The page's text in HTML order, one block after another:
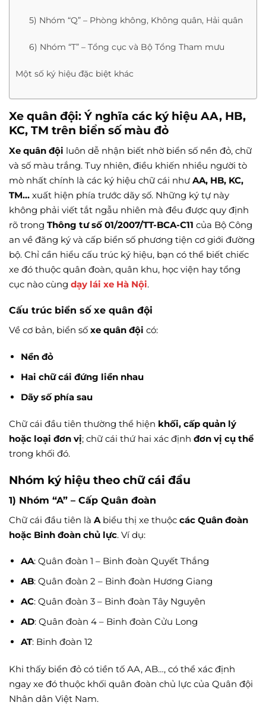
5) Nhóm “Q” – Phòng không, Không quân, Hải quân
6) Nhóm “T” – Tổng cục và Bộ Tổng Tham mưu
Một số ký hiệu đặc biệt khác
Xe quân đội: Ý nghĩa các ký hiệu AA, HB,
KC, TM trên biển số màu đỏ
Xe quân đội luôn dễ nhận biết nhờ biển số nền đỏ, chữ
và số màu trắng. Tuy nhiên, điều khiến nhiều người tò
mò nhất chính là các ký hiệu chữ cái như AA, HB, KC,
TM… xuất hiện phía trước dãy số. Những ký tự này
không phải viết tắt ngẫu nhiên mà đều được quy định
rõ trong Thông tư số 01/2007/TT-BCA-C11 của Bộ Công
an về đăng ký và cấp biển số phương tiện cơ giới đường
bộ. Chỉ cần hiểu cấu trúc ký hiệu, bạn có thể biết chiếc
xe đó thuộc quân đoàn, quân khu, học viện hay tổng
cục nào cùng dạy lái xe Hà Nội.
Cấu trúc biển số xe quân đội
Về cơ bản, biển số xe quân đội có:
Nền đỏ
Hai chữ cái đứng liền nhau
Dãy số phía sau
Chữ cái đầu tiên thường thể hiện khối, cấp quản lý
hoặc loại đơn vị; chữ cái thứ hai xác định đơn vị cụ thể
trong khối đó.
Nhóm ký hiệu theo chữ cái đầu
1) Nhóm “A” – Cấp Quân đoàn
Chữ cái đầu tiên là A biểu thị xe thuộc các Quân đoàn
hoặc Binh đoàn chủ lực. Ví dụ:
AA: Quân đoàn 1 – Binh đoàn Quyết Thắng
AB: Quân đoàn 2 – Binh đoàn Hương Giang
AC: Quân đoàn 3 – Binh đoàn Tây Nguyên
AD: Quân đoàn 4 – Binh đoàn Cửu Long
AT: Binh đoàn 12
Khi thấy biển đỏ có tiền tố AA, AB…, có thể xác định
ngay xe đó thuộc khối quân đoàn chủ lực của Quân đội
Nhân dân Việt Nam.